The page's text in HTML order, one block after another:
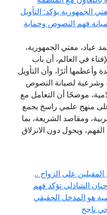
الجمهورية يؤكد: التأويل
فهم النصوص وحماية
عياد، مفتي الجمهورية،
في العالم، أن باب
وأعظمها أثرًا، وأن التأويل
لصيانة النصوص
موضحًا أن التعامل مع
منهج علمي راسخ يجمع
ومقاصد الشريعة، بما
ويحول دون الانزلاق
على الزواج ..
الشاذلي تؤكد فهم
هو المدخل الحقيقي
ناجح